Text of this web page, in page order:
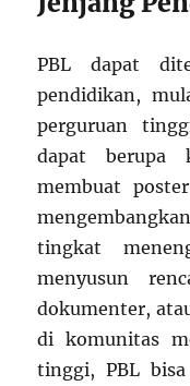
PBL dapat
pendidikan,
perguruan
dapat berupa
membuat
tingkat
menyusun
dokumenter,
di komunitas
tinggi, PBL